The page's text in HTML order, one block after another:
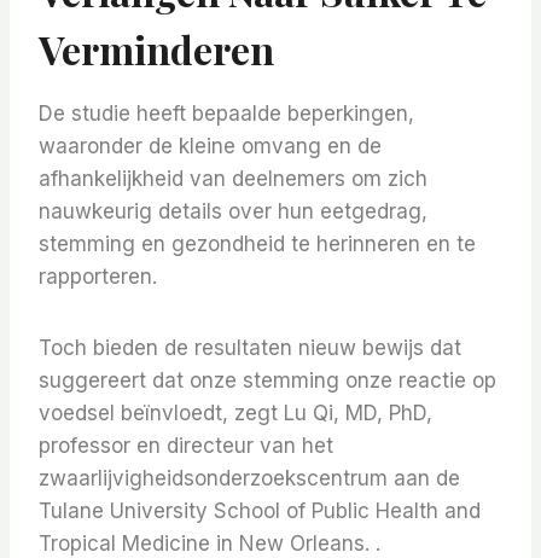
Verminderen
De studie heeft bepaalde beperkingen,
waaronder de kleine omvang en de
afhankelijkheid van deelnemers om zich
nauwkeurig details over hun eetgedrag,
stemming en gezondheid te herinneren en te
rapporteren.
Toch bieden de resultaten nieuw bewijs dat
suggereert dat onze stemming onze reactie op
voedsel beïnvloedt, zegt Lu Qi, MD, PhD,
professor en directeur van het
zwaarlijvigheidsonderzoekscentrum aan de
Tulane University School of Public Health and
Tropical Medicine in New Orleans. .